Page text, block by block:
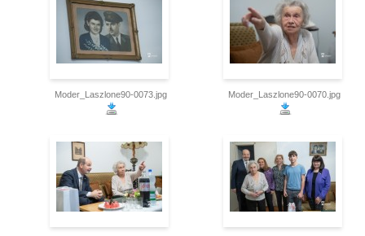
Moder_Laszlone90-0073.jpg Moder_Laszlone90-0070.jpg